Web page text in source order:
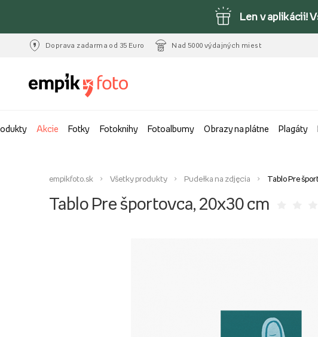
Len v aplikácii!
Doprava zadarma od 35 Euro Nad 5000 výdajných miest
Akcie Fotky Fotoknihy Fotoalbumy Obrazy na plátne Plagáty
empikfoto.sk Všetky produkty Pudełka na zdjęcia Tablo Pre
Tablo Pre športovca, 20x30 cm